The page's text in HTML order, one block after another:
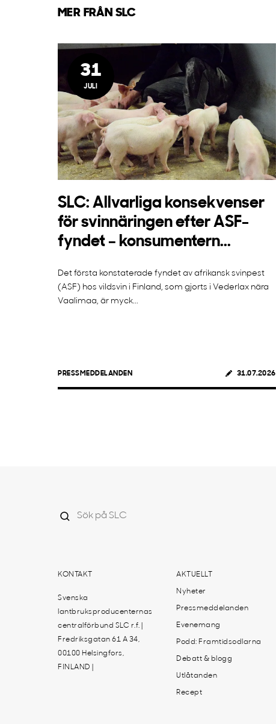
MER FRÅN SLC
31
JULI
SLC: Allvarliga konsekvenser
för svinnäringen efter ASF-
fyndet – konsumentern...
Det första konstaterade fyndet av afrikansk svinpest
(ASF) hos vildsvin i Finland, som gjorts i Vederlax nära
Vaalimaa, är myck...
PRESSMEDDELANDEN 31.07.2026
KONTAKT
Svenska
lantbruksproducenternas
centralförbund SLC r.f. |
Fredriksgatan 61 A 34,
00100 Helsingfors,
FINLAND |
AKTUELLT
Nyheter
Pressmeddelanden
Evenemang
Podd: Framtidsodlarna
Debatt & blogg
Utlåtanden
Recept